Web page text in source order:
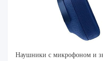
Наушники с микрофоном и